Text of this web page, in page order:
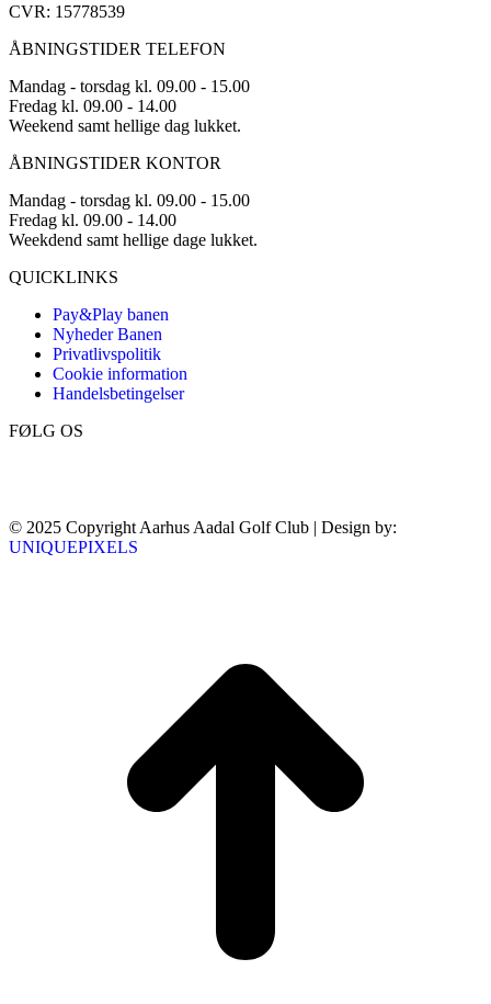
CVR: 15778539
ÅBNINGSTIDER TELEFON
Mandag - torsdag kl. 09.00 - 15.00
Fredag kl. 09.00 - 14.00
Weekend samt hellige dag lukket.
ÅBNINGSTIDER KONTOR
Mandag - torsdag kl. 09.00 - 15.00
Fredag kl. 09.00 - 14.00
Weekdend samt hellige dage lukket.
QUICKLINKS
Pay&Play banen
Nyheder Banen
Privatlivspolitik
Cookie information
Handelsbetingelser
FØLG OS
© 2025 Copyright Aarhus Aadal Golf Club | Design by:
UNIQUEPIXELS